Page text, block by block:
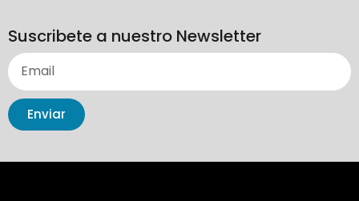
Suscribete a nuestro Newsletter
Enviar